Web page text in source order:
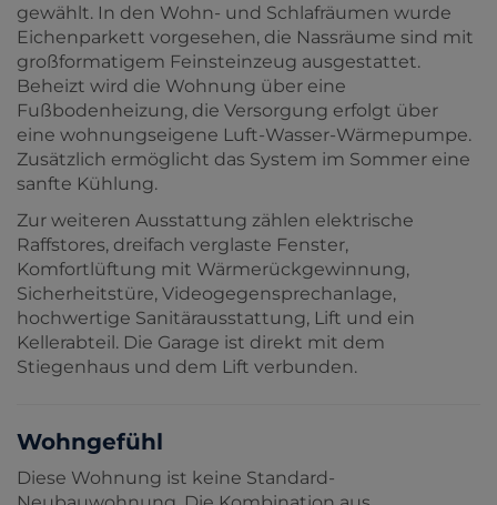
gewählt. In den Wohn- und Schlafräumen wurde
Eichenparkett vorgesehen, die Nassräume sind mit
großformatigem Feinsteinzeug ausgestattet.
Beheizt wird die Wohnung über eine
Fußbodenheizung, die Versorgung erfolgt über
eine wohnungseigene Luft-Wasser-Wärmepumpe.
Zusätzlich ermöglicht das System im Sommer eine
sanfte Kühlung.
Zur weiteren Ausstattung zählen elektrische
Raffstores, dreifach verglaste Fenster,
Komfortlüftung mit Wärmerückgewinnung,
Sicherheitstüre, Videogegensprechanlage,
hochwertige Sanitärausstattung, Lift und ein
Kellerabteil. Die Garage ist direkt mit dem
Stiegenhaus und dem Lift verbunden.
Wohngefühl
Diese Wohnung ist keine Standard-